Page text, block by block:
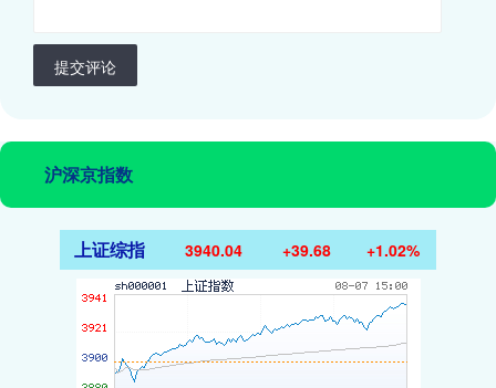
提交评论
沪深京指数
上证综指 3940.04 +39.68 +1.02%